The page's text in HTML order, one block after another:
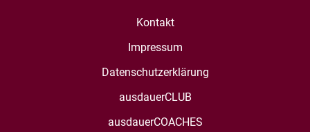
Kontakt
Impressum
Datenschutzerklärung
ausdauerCLUB
ausdauerCOACHES